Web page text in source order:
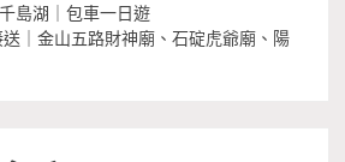
島湖｜包車一日遊
｜金山五路財神廟、石碇虎爺廟、陽